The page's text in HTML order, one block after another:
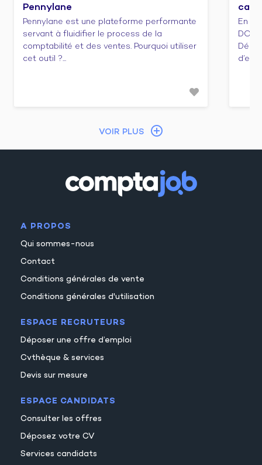
Pennylane
Pennylane est une plateforme performante
servant à fluidifier le process de la
comptabilité et des ventes. Pourquoi utiliser
cet outil ?...
En
DCG
VOIR PLUS
A PROPOS
Qui sommes-nous
Contact
Conditions générales de vente
Conditions générales d'utilisation
ESPACE RECRUTEURS
Déposer une offre d’emploi
Cvthèque & services
Devis sur mesure
ESPACE CANDIDATS
Consulter les offres
Déposez votre CV
Services candidats